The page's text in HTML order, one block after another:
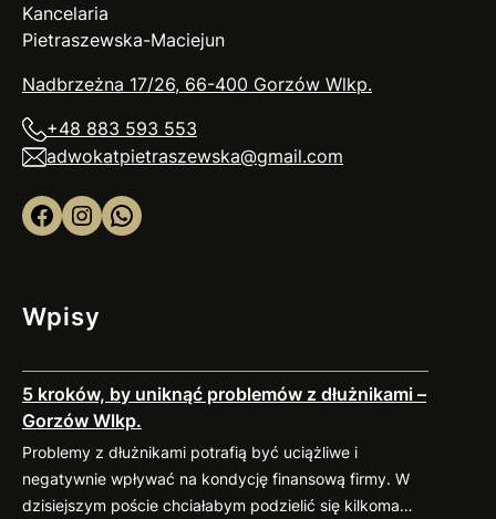
Kancelaria
Pietraszewska-Maciejun
Nadbrzeżna 17/26, 66-400 Gorzów Wlkp.
+48 883 593 553
adwokatpietraszewska@gmail.com
Facebook Instagram WhatsApp
Wpisy
5 kroków, by uniknąć problemów z dłużnikami –
Gorzów Wlkp.
Problemy z dłużnikami potrafią być uciążliwe i
negatywnie wpływać na kondycję finansową firmy. W
dzisiejszym poście chciałabym podzielić się kilkoma